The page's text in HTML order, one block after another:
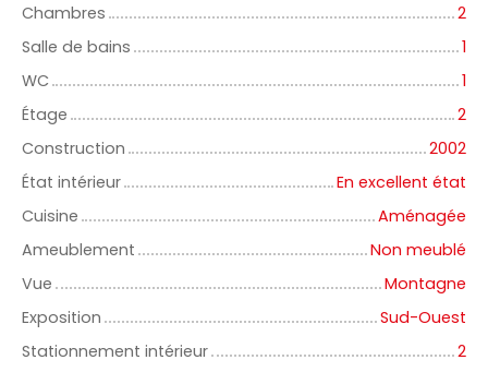
Chambres
2
Salle de bains
1
WC
1
Étage
2
Construction
2002
État intérieur
En excellent état
Cuisine
Aménagée
Ameublement
Non meublé
Vue
Montagne
Exposition
Sud-Ouest
Stationnement intérieur
2